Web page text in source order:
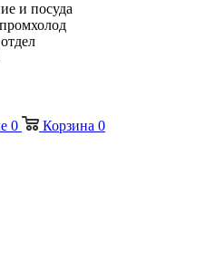
и посуда
0 Корзина 0